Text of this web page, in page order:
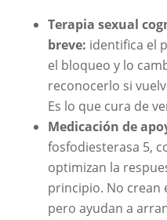
Terapia sexual
breve: identifica el
el bloqueo y lo
reconocerlo si
Es lo que cura de
Medicación de
fosfodiesterasa 5,
optimizan la
principio. No crean
pero ayudan a